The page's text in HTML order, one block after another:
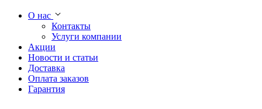
О нас
Контакты
Услуги компании
Акции
Новости и статьи
Доставка
Оплата заказов
Гарантия